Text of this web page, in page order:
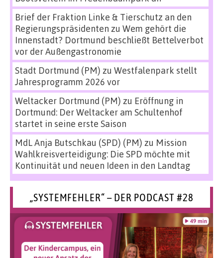
Brief der Fraktion Linke & Tierschutz an den
Regierungspräsidenten zu Wem gehört die
Innenstadt? Dortmund beschließt Bettelverbot
vor der Außengastronomie
Stadt Dortmund (PM) zu Westfalenpark stellt
Jahresprogramm 2026 vor
Weltacker Dortmund (PM) zu Eröffnung in
Dortmund: Der Weltacker am Schultenhof
startet in seine erste Saison
MdL Anja Butschkau (SPD) (PM) zu Mission
Wahlkreisverteidigung: Die SPD möchte mit
Kontinuität und neuen Ideen in den Landtag
„SYSTEMFEHLER“ – DER PODCAST #28